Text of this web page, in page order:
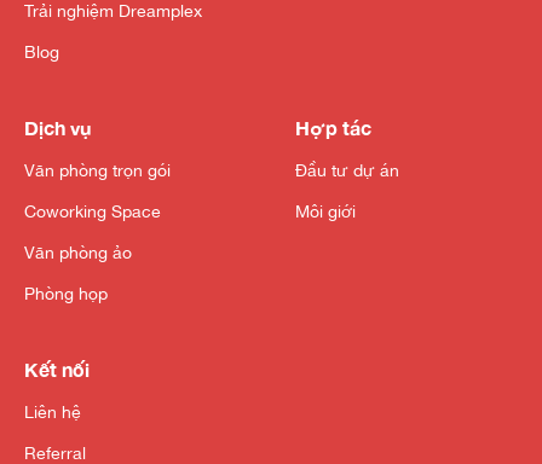
Trải nghiệm Dreamplex
Blog
Dịch vụ
Văn phòng trọn gói
Coworking Space
Văn phòng ảo
Phòng họp
Hợp tác
Đầu tư dự án
Môi giới
Kết nối
Liên hệ
Referral